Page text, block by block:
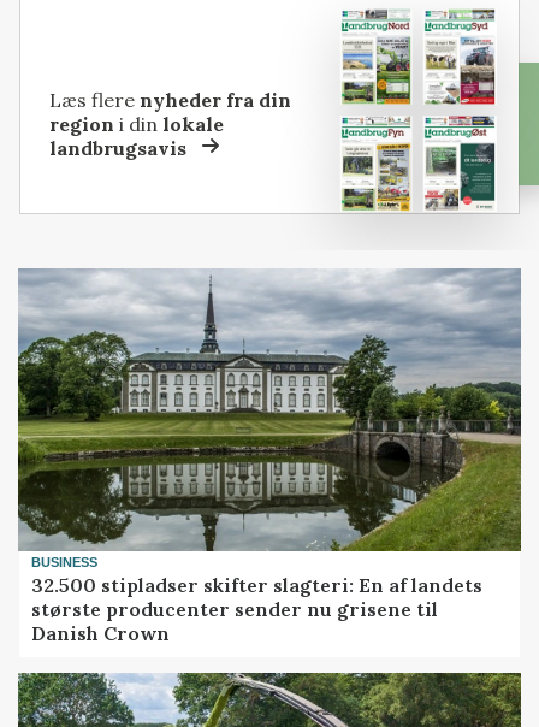
Læs flere nyheder fra din
region i dinlokale
landbrugsavis
BUSINESS
32.500 stipladser skifter slagteri: En af landets
største producenter sender nu grisene til
Danish Crown